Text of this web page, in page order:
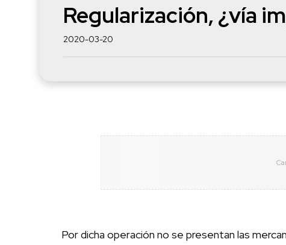
Regularización, ¿vía
2020-03-20
Por dicha operación no se presentan las